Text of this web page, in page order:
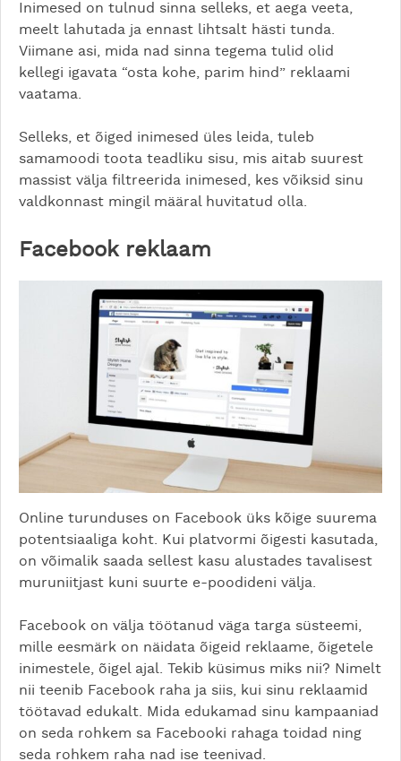
Inimesed on tulnud sinna selleks, et aega veeta,
meelt lahutada ja ennast lihtsalt hästi tunda.
Viimane asi, mida nad sinna tegema tulid olid
kellegi igavata “osta kohe, parim hind” reklaami
vaatama.
Selleks, et õiged inimesed üles leida, tuleb
samamoodi toota teadliku sisu, mis aitab suurest
massist välja filtreerida inimesed, kes võiksid sinu
valdkonnast mingil määral huvitatud olla.
Facebook reklaam
Online turunduses on Facebook üks kõige suurema
potentsiaaliga koht. Kui platvormi õigesti kasutada,
on võimalik saada sellest kasu alustades tavalisest
muruniitjast kuni suurte e-poodideni välja.
Facebook on välja töötanud väga targa süsteemi,
mille eesmärk on näidata õigeid reklaame, õigetele
inimestele, õigel ajal. Tekib küsimus miks nii? Nimelt
nii teenib Facebook raha ja siis, kui sinu reklaamid
töötavad edukalt. Mida edukamad sinu kampaaniad
on seda rohkem sa Facebooki rahaga toidad ning
seda rohkem raha nad ise teenivad.